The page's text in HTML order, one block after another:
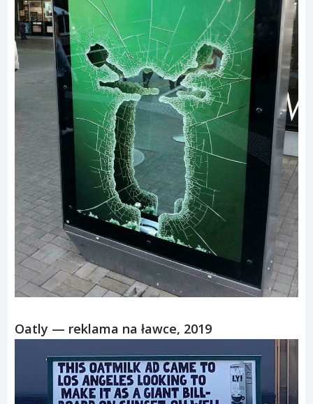
Oatly — reklama na ławce, 2019